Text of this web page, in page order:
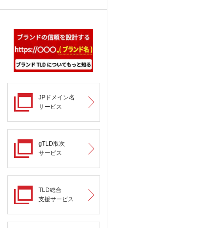
JPドメイン名
サービス
gTLD取次
サービス
TLD総合
支援サービス